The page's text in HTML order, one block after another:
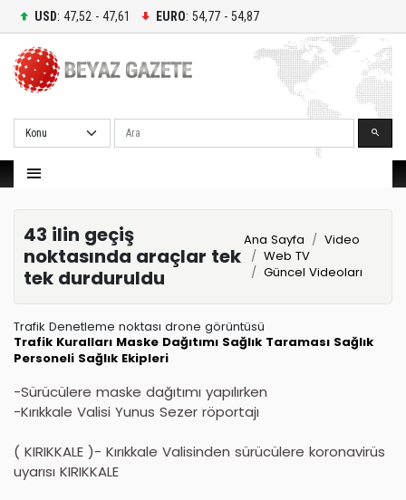
USD: 47,52 - 47,61 EURO: 54,77 - 54,87
Ara
43 ilin geçiş
noktasında araçlar tek
tek durduruldu
Ana Sayfa
Video
Web TV
Güncel Videoları
Trafik Denetleme noktası drone görüntüsü
Trafik Kuralları Maske Dağıtımı Sağlık Taraması Sağlık
Personeli Sağlık Ekipleri
-Sürücülere maske dağıtımı yapılırken
-Kırıkkale Valisi Yunus Sezer röportajı
( KIRIKKALE )- Kırıkkale Valisinden sürücülere koronavirüs
uyarısı KIRIKKALE